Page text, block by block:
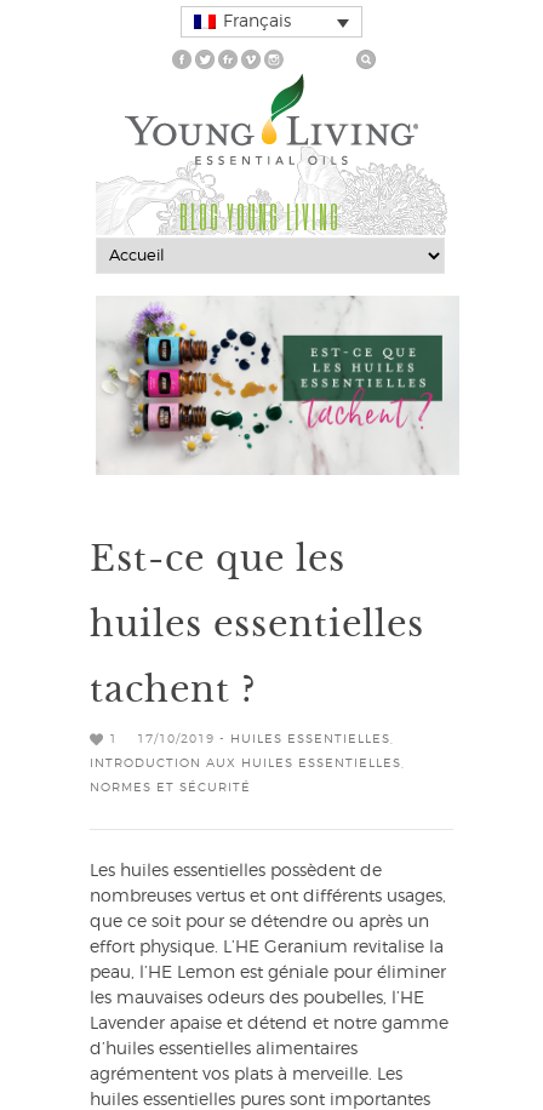
Français
BLOG YOUNG LIVING
Est-ce que les
huiles essentielles
tachent ?
1 17/10/2019 - HUILES ESSENTIELLES
INTRODUCTION AUX HUILES ESSENTIELLES
NORMES ET SÉCURITÉ
Les huiles essentielles possèdent de
nombreuses vertus et ont différents usages,
que ce soit pour se détendre ou après un
effort physique. L’HE Geranium revitalise la
peau, l’HE Lemon est géniale pour éliminer
les mauvaises odeurs des poubelles, l’HE
Lavender apaise et détend et notre gamme
d’huiles essentielles alimentaires
agrémentent vos plats à merveille. Les
huiles essentielles pures sont importantes